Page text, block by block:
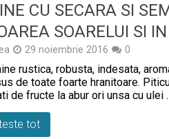
CU SECARA SI
SOARELUI SI IN
29 noiembrie 2016 0
rustica, robusta, indesata,
de toate foarte hranitoare.
de fructe la abur ori unsa cu ulei
tot